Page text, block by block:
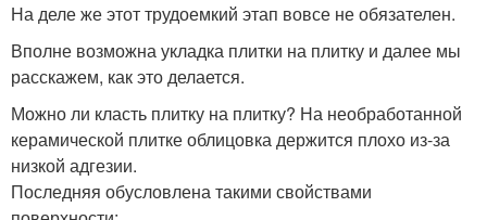
На деле же этот трудоемкий этап вовсе не обязателен.
Вполне возможна укладка плитки на плитку и далее мы
расскажем, как это делается.
Можно ли класть плитку на плитку? На необработанной
керамической плитке облицовка держится плохо из-за
низкой адгезии.
Последняя обусловлена такими свойствами